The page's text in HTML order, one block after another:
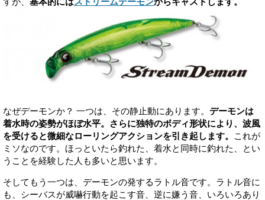
なぜデーモンか？ 一つは、その静止動にあります。 デーモンは
着水時の姿勢がほぼ水平。さらに独特のボディ形状により、波風
を受けると微細なローリングアクションを引き起します。
これが
ミソなのです。ほっといたら釣れた、着水と同時に釣れた、とい
うことを経験した人も多いと思います。
そしてもう一つは、デーモンの発するラトル音です。ラトル音に
も、シーバスが威嚇行動を起こす音、逆に嫌う音、いろいろあり